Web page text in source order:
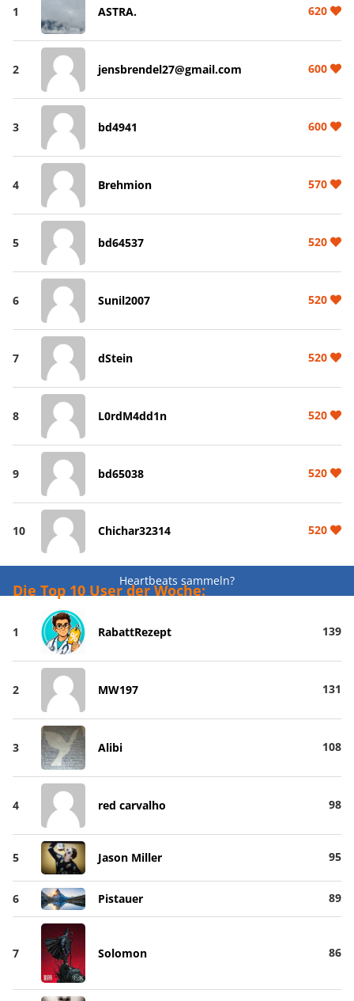
1 ASTRA. 620
2 jensbrendel27@gmail.com 600
3 bd4941 600
4 Brehmion 570
5 bd64537 520
6 Sunil2007 520
7 dStein 520
8 L0rdM4dd1n 520
9 bd65038 520
10 Chichar32314 520
Heartbeats sammeln?
Die Top 10 User der Woche:
1 RabattRezept 139
2 MW197 131
3 Alibi 108
4 red carvalho 98
5 Jason Miller 95
6 Pistauer 89
7 Solomon 86